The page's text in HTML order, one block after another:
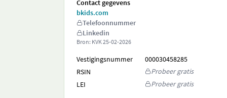
Contact gegevens
bkids.com
Telefoonnummer
Linkedin
Bron: KVK25-02-2026
Vestigingsnummer
000030458285
RSIN
Probeer gratis
LEI
Probeer gratis